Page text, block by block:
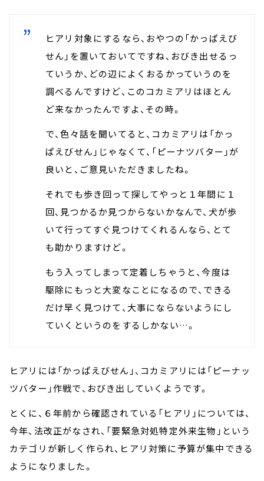
ヒアリ対象にするなら、おやつの「かっぱえび
せん」を置いておいてですね、おびき出せるっ
ていうか、どの辺によくおるかっていうのを
調べるんですけど、このコカミアリはほとん
ど来なかったんですよ、その時。
で、色々話を聞いてると、コカミアリは「かっ
ぱえびせん」じゃなくて、「ピーナツバター」が
良いと、ご意見いただきましたね。
それでも歩き回って探してやっと１年間に１
回、見つかるか見つからないかなんで、犬が歩
いて行ってすぐ見つけてくれるんなら、とて
も助かりますけど。
もう入ってしまって定着しちゃうと、今度は
駆除にもっと大変なことになるので、できる
だけ早く見つけて、大事にならないようにし
ていくというのをするしかない…。
ヒアリには「かっぱえびせん」、コカミアリには「ピーナッ
ツバター」作戦で、おびき出していくようです。
とくに、６年前から確認されている「ヒアリ」については、
今年、法改正がなされ、「要緊急対処特定外来生物」という
カテゴリが新しく作られ、ヒアリ対策に予算が集中できる
ようになりました。